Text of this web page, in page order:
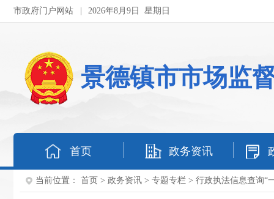
市政府门户网站 2026年8月9日 星期日
景德镇市市场监
首页 政务资讯
当前位置： 首页 > 政务资讯 > 专题专栏 > 行政执法信息查询“